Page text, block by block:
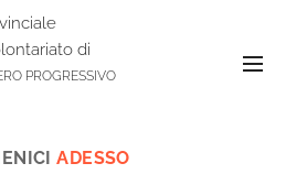
di
PROGRESSIVO
ADESSO